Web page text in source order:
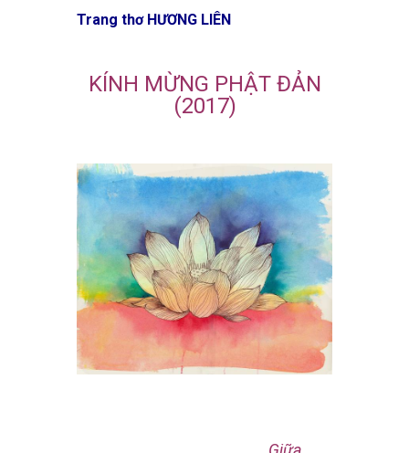
Trang thơ HƯƠNG LIÊN
KÍNH MỪNG PHẬT ĐẢN
(2017)